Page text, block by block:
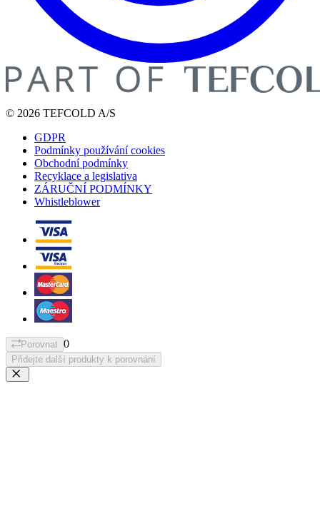
© 2026 TEFCOLD A/S
GDPR
Podmínky používání cookies
Obchodní podmínky
Recyklace a legislativa
ZÁRUČNÍ PODMÍNKY
Whistleblower
Porovnat 0
Přidejte další produkty k porovnání